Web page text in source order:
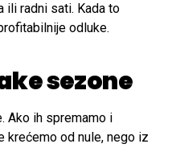
ili radni sati. Kada to
odluke.
sezone
Ako ih spremamo i
krećemo od nule, nego iz